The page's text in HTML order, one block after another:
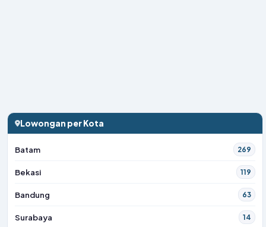
Lowongan per Kota
Batam 269
Bekasi 119
Bandung 63
Surabaya 14